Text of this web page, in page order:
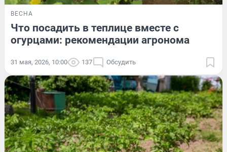
ВЕСНА
Что посадить в теплице вместе с
огурцами: рекомендации агронома
31 мая, 2026, 10:00 137 Обсудить